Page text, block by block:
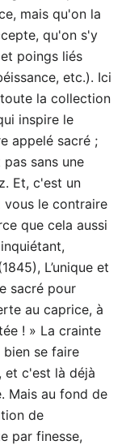
mais qu'on la
qu'on s'y
poings liés
etc.). Ici
la collection
inspire le
appelé sacré ;
sans une
Et, c'est un
vous le contraire
que cela aussi
L’unique et
sacré pour
au caprice, à
! » La crainte
se faire
et c'est là déjà
Mais au fond de
de
par finesse,